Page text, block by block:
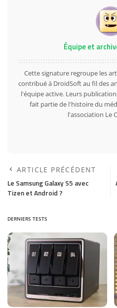
Équipe et
Cette signature regroupe les
contribué à DroidSoft au fil des
l'équipe active. Leurs
fait partie de l'histoire du
l'association Le
ARTICLE PRÉCÉDENT
Le Samsung Galaxy S5 avec
Tizen et Android ?
DERNIERS TESTS